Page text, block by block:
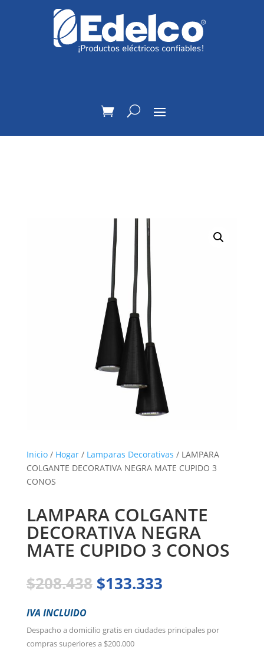
Inicio/ Hogar/ Lamparas Decorativas / LAMPARA
COLGANTE DECORATIVA NEGRA MATE CUPIDO 3
CONOS
LAMPARA COLGANTE
DECORATIVA NEGRA
MATE CUPIDO 3 CONOS
$208.438 El
precio
era:
$208.438.
$133.333El
es:
$133.333.
IVA INCLUIDO
Despacho a domicilio gratis en ciudades principales por
compras superiores a $200.000